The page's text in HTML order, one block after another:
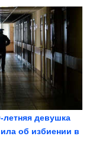
летняя девушка
об избиении в